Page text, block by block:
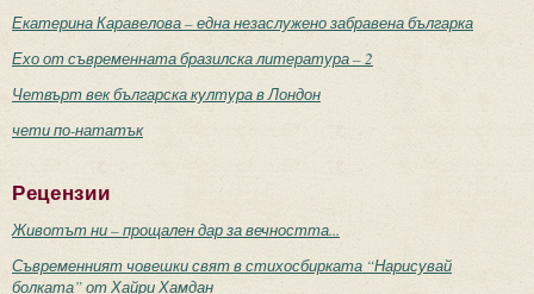
Екатерина Каравелова – една незаслужено забравена българка
Ехо от съвременната бразилска литература – 2
Четвърт век българска култура в Лондон
чети по-нататък
Рецензии
Животът ни – прощален дар за вечността...
Съвременният човешки свят в стихосбирката “Нарисувай
болката” от Хайри Хамдан